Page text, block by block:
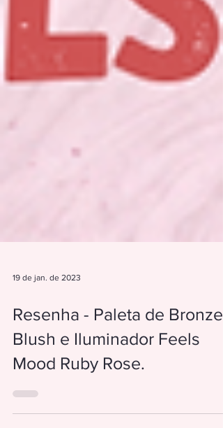
Resenha - Paleta de Bronzer,
Blush e Iluminador Feels
Mood Ruby Rose.